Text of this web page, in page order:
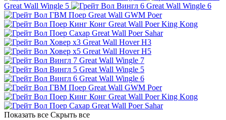
Great Wall Wingle 5
Great Wall Wingle 6
Great Wall GWM Poer
Great Wall Poer King Kong
Great Wall Poer Sahar
Great Wall Hover H3
Great Wall Hover H5
Great Wall Wingle 7
Great Wall Wingle 5
Great Wall Wingle 6
Great Wall GWM Poer
Great Wall Poer King Kong
Great Wall Poer Sahar
Показать все Скрыть все